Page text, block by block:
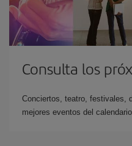
Consulta los
Conciertos, teatro, festivales,
mejores eventos del